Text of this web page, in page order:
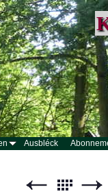
Ausbléck